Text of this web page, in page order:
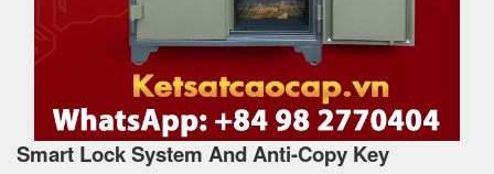
Smart Lock System And Anti-Copy Key